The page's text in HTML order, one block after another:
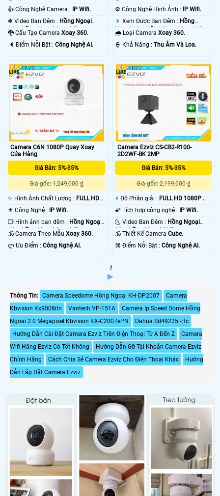
👍 Công Nghệ Camera :
IP Wifi.
❃ Video Ban Đêm : Hồng Ngoại
10m Hồng Ngoại Smart IR.
🐉️ Cấu Tạo Camera Xoay 360.
️🔈 Điểm Nỗi Bật : Công Nghệ AI.
⚙ Công Nghệ Hình Ảnh :
IP Wifi.
🔅 Xem Được Ban Đêm : Hồng
Ngoại 10m Hồng Ngoại Smart IR.
🌧️ Loại CameraXoay 360.
️👮 Khả Năng :Thu Âm Và Loa.
Camera C6N 1080P Quay Xoay
Cửa Hàng
Giá Bán: 5%-35%
Giá gốc: 1,249,000 ₫
✨ Hình Ành Chất Lượng : FULL HD
1080P .
⚜️ Công Nghệ :
IP Wifi.
💥 Hình ảnh ban đêm : Hồng Ngoại
10m Hồng Ngoại Smart IR.
🕉️ Camera Theo Mẫu Xoay 360.
️ლ Ưu Điểm : Công Nghệ AI.
1670
Camera Ezviz CS-CB2-R100-
2D2WF-BK 2MP
Giá Bán: 5%-35%
Giá gốc: 2,199,000 ₫
️⚡ Độ Phân giải : FULL HD 1080P .
🌠 Tích hợp công nghệ :
IP Wifi.
🌜 Video Ban Đêm : Hồng Ngoại
20m Hồng Ngoại SMD.
🕉️ Thiết Kế CameraCube.
️⌘ Điểm Nỗi Bật :Công Nghệ AI.
1872
1
⫸
Thông Tin: Camera Speedome Hồng Ngoại KH-DP2007
Camera
Kbvision Kx9008itn
Vantech VP-151A
Camera Ip Speed Dome Hồng
Ngoại 2.0 Megapixel Kbvision KX-C2007ePN
Dahua Sd49225i-Hc
Hướng Dẫn Cài Đặt Camera Ezviz Trên Điện Thoại Từ A Đến Z
Camera
Wifi Hãng Ezviz Có Tốt Không
Hướng Dẫn Gỡ Tài Khoản Camera Ezviz
Chính Hãng
Cách Chia Sẻ Camera Ezviz Cho Điện Thoại Khác
Hướng
Đẫn Lăp Đặt Camera Ezviz